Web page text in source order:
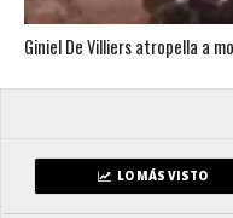
Giniel De Villiers atropella a
LO MÁS VISTO